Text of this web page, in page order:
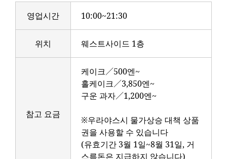
영업시간 10:00~21:30
위치 웨스트사이드 1층
참고 요금
케이크／500엔~
홀케이크／3,850엔~
구운 과자／1,200엔~
※우라야스시 물가상승 대책 상품
권을 사용할 수 있습니다
(유효기간 3월 1일~8월 31일, 거
스름돈은 지급하지 않습니다)